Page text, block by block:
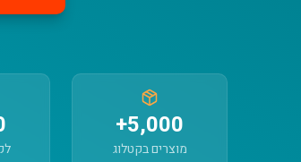
5,000+
מוצרים בקטלוג